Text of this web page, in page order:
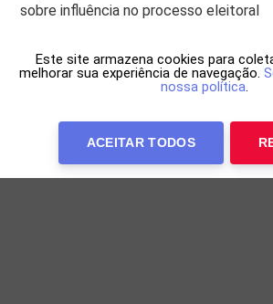
sobre influência no processo eleitoral
Este site armazena cookies para
melhorar sua experiência de navegação.
nossa política.
ACEITAR TODOS